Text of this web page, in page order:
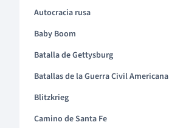
Autocracia rusa
Baby Boom
Batalla de Gettysburg
Batallas de la Guerra Civil Americana
Blitzkrieg
Camino de Santa Fe